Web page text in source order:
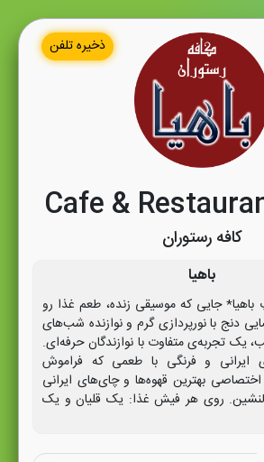
ذخیره تلفن
Cafe &
کافه رستوران
باهیا
باهیا* جایی که موسیقی زنده، طعم غذا رو
دنج با نورپردازی گرم و نوازنده شب‌های
یک تجربه‌ی متفاوت با نوازندگان حرفه‌ای.
ایرانی و فرنگی با طعمی که فراموش
بهترین قهوه‌ها و چای‌های ایرانی
روی هر فیش غذا: یک قلیان و یک